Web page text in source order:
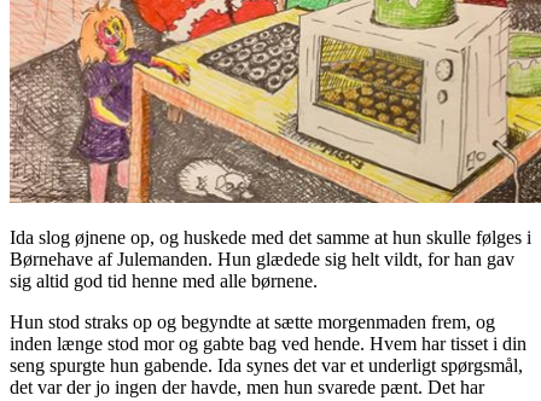
Ida slog øjnene op, og huskede med det samme at hun skulle følges i
Børnehave af Julemanden. Hun glædede sig helt vildt, for han gav
sig altid god tid henne med alle børnene.
Hun stod straks op og begyndte at sætte morgenmaden frem, og
inden længe stod mor og gabte bag ved hende. Hvem har tisset i din
seng spurgte hun gabende. Ida synes det var et underligt spørgsmål,
det var der jo ingen der havde, men hun svarede pænt. Det har